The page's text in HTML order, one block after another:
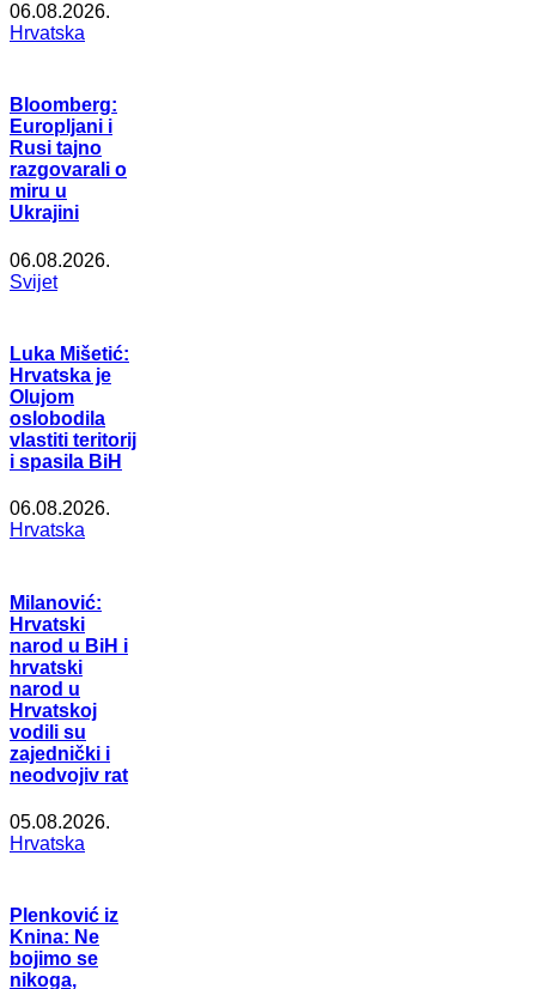
06.08.2026.
Hrvatska
Bloomberg:
Europljani i
Rusi tajno
razgovarali o
miru u
Ukrajini
06.08.2026.
Svijet
Luka Mišetić:
Hrvatska je
Olujom
oslobodila
vlastiti teritorij
i spasila BiH
06.08.2026.
Hrvatska
Milanović:
Hrvatski
narod u BiH i
hrvatski
narod u
Hrvatskoj
vodili su
zajednički i
neodvojiv rat
05.08.2026.
Hrvatska
Plenković iz
Knina: Ne
bojimo se
nikoga,